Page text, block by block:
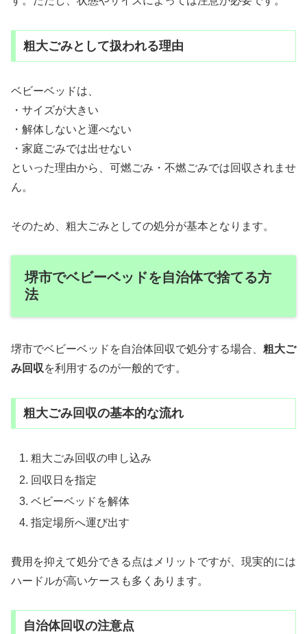
粗大ごみとして扱われる理由
ベビーベッドは、
・サイズが大きい
・解体しないと運べない
・家庭ごみでは出せない
といった理由から、可燃ごみ・不燃ごみでは回収されませ
ん。
そのため、粗大ごみとしての処分が基本となります。
堺市でベビーベッドを自治体で捨てる方
法
堺市でベビーベッドを自治体回収で処分する場合、 粗大ご
み回収 を利用するのが一般的です。
粗大ごみ回収の基本的な流れ
粗大ごみ回収の申し込み
回収日を指定
ベビーベッドを解体
指定場所へ運び出す
費用を抑えて処分できる点はメリットですが、現実的には
ハードルが高いケースも多くあります。
自治体回収の注意点